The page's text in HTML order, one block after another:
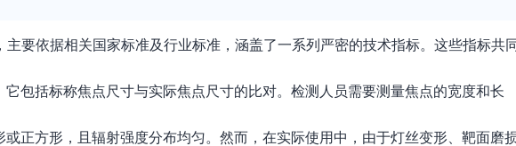
要依据相关国家标准及行业标准，涵盖了一系列严密的技术指标。这些指标共同
包括标称焦点尺寸与实际焦点尺寸的比对。检测人员需要测量焦点的宽度和长
正方形，且辐射强度分布均匀。然而，在实际使用中，由于灯丝变形、靶面磨